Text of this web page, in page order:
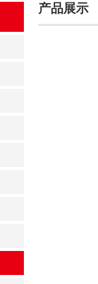
产品展示